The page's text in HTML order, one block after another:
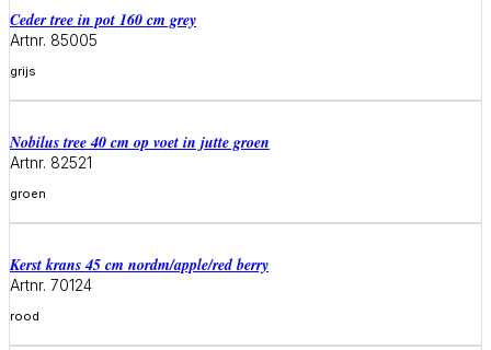
ceder tree in pot 160 cm grey
Artnr. 85005
grijs
Meer informatie
Nobilus tree 40 cm op voet in jutte groen
Artnr. 82521
groen
Meer informatie
Kerst krans 45 cm nordm/apple/red berry
Artnr. 70124
rood